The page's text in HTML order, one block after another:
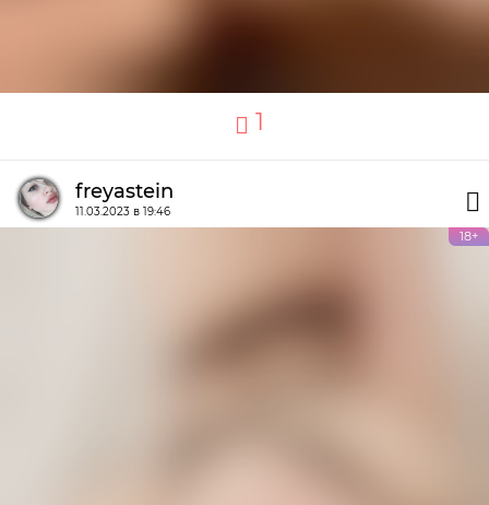
1
freyastein
11.03.2023 в 19:46
18+